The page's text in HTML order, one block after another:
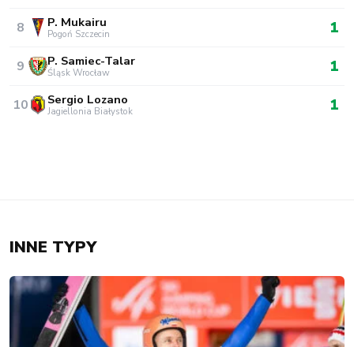
8 P. Mukairu
Pogoń Szczecin 1
9 P. Samiec-Talar
Śląsk Wrocław 1
10 Sergio Lozano
Jagiellonia Białystok 1
INNE TYPY